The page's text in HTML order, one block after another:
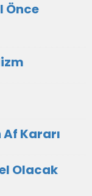
Önce
Kararı
Olacak